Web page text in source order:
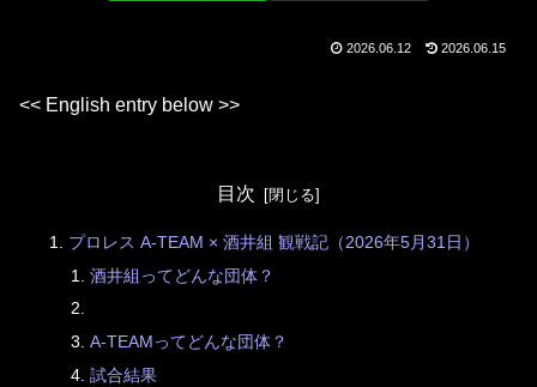
2026.06.12 2026.06.15
<< English entry below >>
目次
プロレス A-TEAM × 酒井組 観戦記（2026年5月31日）
酒井組ってどんな団体？
A-TEAMってどんな団体？
試合結果